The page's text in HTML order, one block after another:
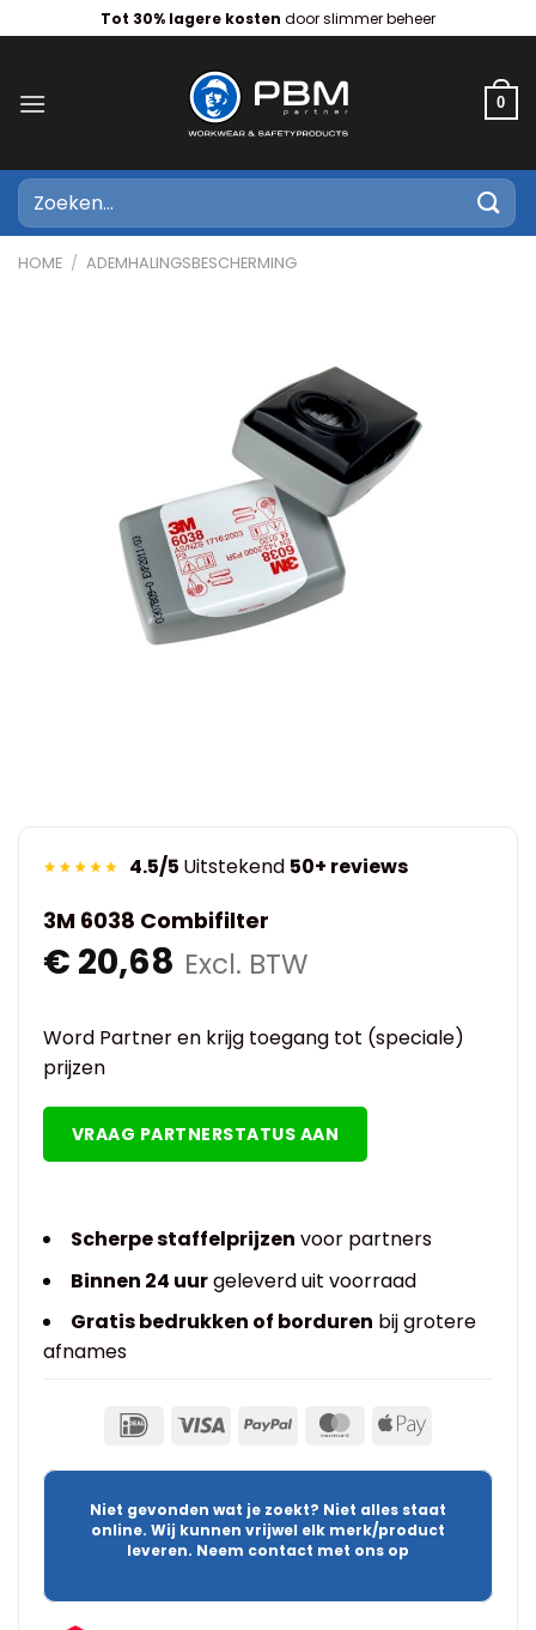
naar
Tot 30% lagere kosten door slimmer beheer
0
Zoeken
naar:
HOME / ADEMHALINGSBESCHERMING
4.5/5 Uitstekend 50+ reviews
3M 6038 Combifilter
€ 20,68 Excl. BTW
Word Partner en krijg toegang tot (speciale)
prijzen
VRAAG PARTNERSTATUS AAN
Scherpe staffelprijzen voor partners
Binnen 24 uurgeleverd uit voorraad
Gratis bedrukken of borduren bij grotere
afnames
Niet gevonden wat je zoekt? Niet alles staat
online. Wij kunnen vrijwel elk merk/product
leveren. Neem contact met ons op